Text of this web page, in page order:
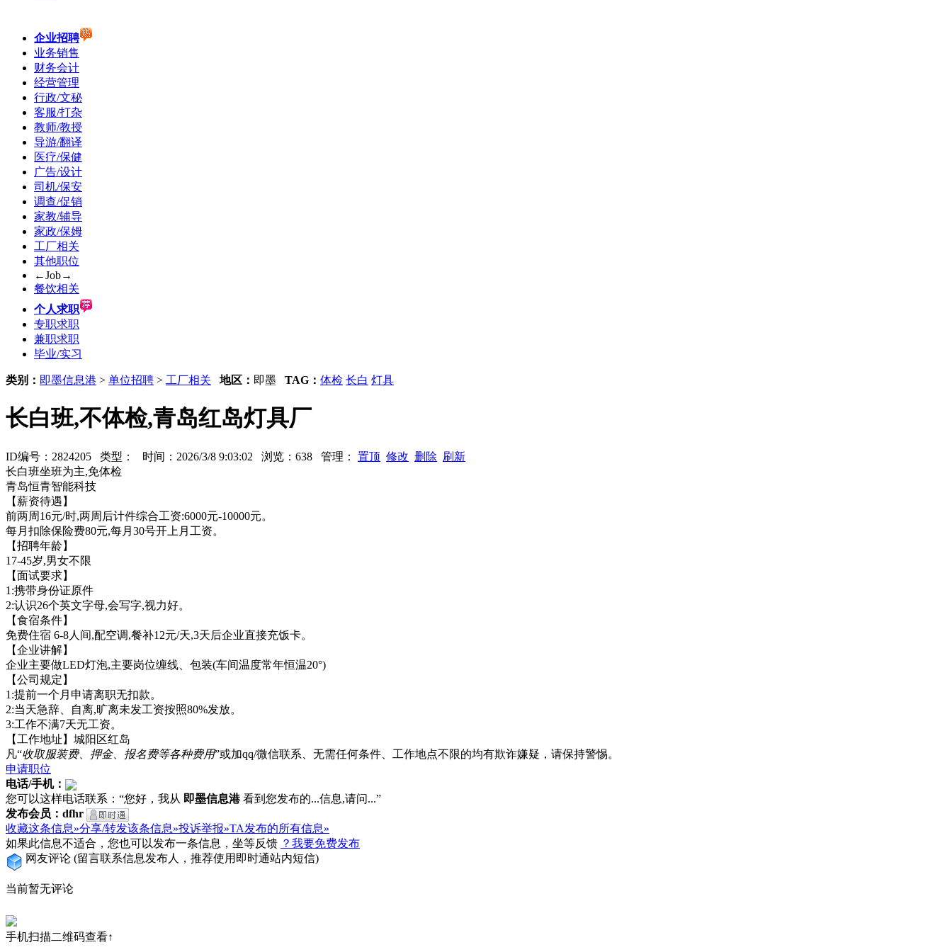
企业招聘
业务销售
财务会计
经营管理
行政/文秘
客服/打杂
教师/教授
导游/翻译
医疗/保健
广告/设计
司机/保安
调查/促销
家教/辅导
家政/保姆
工厂相关
其他职位
←Job→
餐饮相关
个人求职
专职求职
兼职求职
毕业/实习
类别： 即墨信息港 > 单位招聘 > 工厂相关 地区： 即墨 TAG： 体检 长白 灯具
长白班,不体检,青岛红岛灯具厂
ID编号：2824205 类型： 时间：2026/3/8 9:03:02 浏览：638 管理： 置顶 修改 删除 刷新
长白班坐班为主,免体检
青岛恒青智能科技
【薪资待遇】
前两周16元/时,两周后计件综合工资:6000元-10000元。
每月扣除保险费80元,每月30号开上月工资。
【招聘年龄】
17-45岁,男女不限
【面试要求】
1:携带身份证原件
2:认识26个英文字母,会写字,视力好。
【食宿条件】
免费住宿 6-8人间,配空调,餐补12元/天,3天后企业直接充饭卡。
【企业讲解】
企业主要做LED灯泡,主要岗位缠线、包装(车间温度常年恒温20°)
【公司规定】
1:提前一个月申请离职无扣款。
2:当天急辞、自离,旷离未发工资按照80%发放。
3:工作不满7天无工资。
【工作地址】城阳区红岛
凡“收取服装费、押金、报名费等各种费用”或加qq/微信联系、无需任何条件、工作地点不限的均有欺诈嫌疑，请保持警惕。
申请职位
电话/手机：
您可以这样电话联系：“您好，我从 即墨信息港看到您发布的...信息,请问...”
发布会员：dfhr
收藏这条信息»分享/转发该条信息»投诉举报»TA发布的所有信息»
如果此信息不适合，您也可以发布一条信息，坐等反馈 ？我要免费发布
网友评论 (留言联系信息发布人，推荐使用即时通站内短信)
当前暂无评论
手机扫描二维码查看↑